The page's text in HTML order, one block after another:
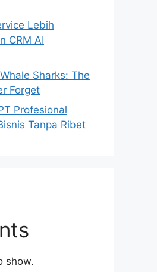
Lebih
CRM AI
Sharks: The
Forget
Profesional
Tanpa Ribet
show.